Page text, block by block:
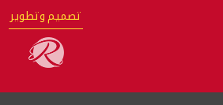
تصميم وتطوير